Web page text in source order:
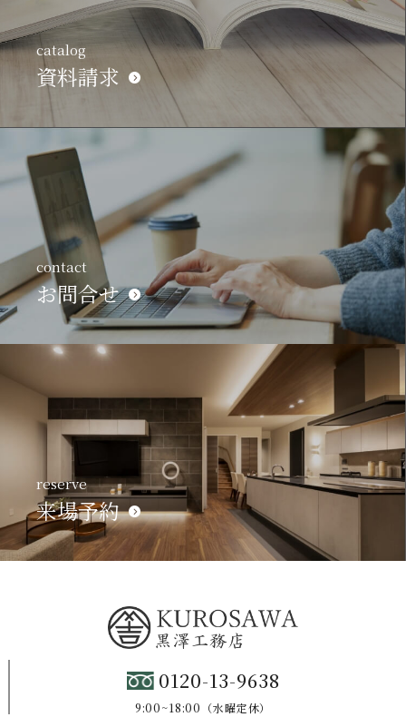
catalog
資料請求
contact
お問合せ
reserve
来場予約
0120-13-9638
9:00~18:00（水曜定休）